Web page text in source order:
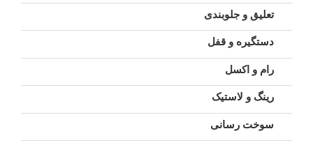
تعلیق و جلوبندی
دستگیره و قفل
رام و اکسل
رینگ و لاستیک
سوخت رسانی